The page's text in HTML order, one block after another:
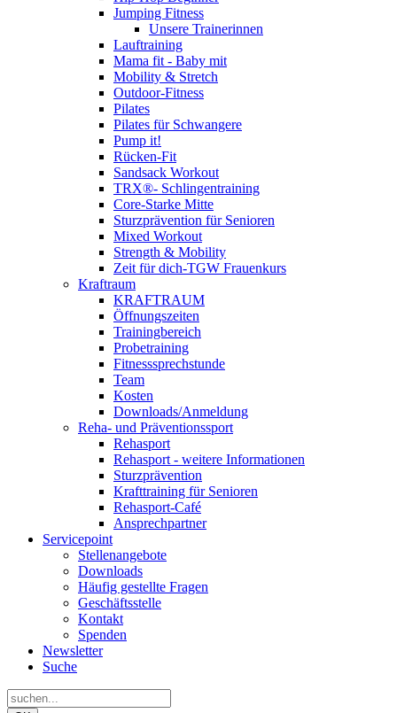
Jumping Fitness
Unsere Trainerinnen
Lauftraining
Mama fit - Baby mit
Mobility & Stretch
Outdoor-Fitness
Pilates
Pilates für Schwangere
Pump it!
Rücken-Fit
Sandsack Workout
TRX®- Schlingentraining
Core-Starke Mitte
Sturzprävention für Senioren
Mixed Workout
Strength & Mobility
Zeit für dich-TGW Frauenkurs
Kraftraum
KRAFTRAUM
Öffnungszeiten
Trainingbereich
Probetraining
Fitnesssprechstunde
Team
Kosten
Downloads/Anmeldung
Reha- und Präventionssport
Rehasport
Rehasport - weitere Informationen
Sturzprävention
Krafttraining für Senioren
Rehasport-Café
Ansprechpartner
Servicepoint
Stellenangebote
Downloads
Häufig gestellte Fragen
Geschäftsstelle
Kontakt
Spenden
Newsletter
Suche